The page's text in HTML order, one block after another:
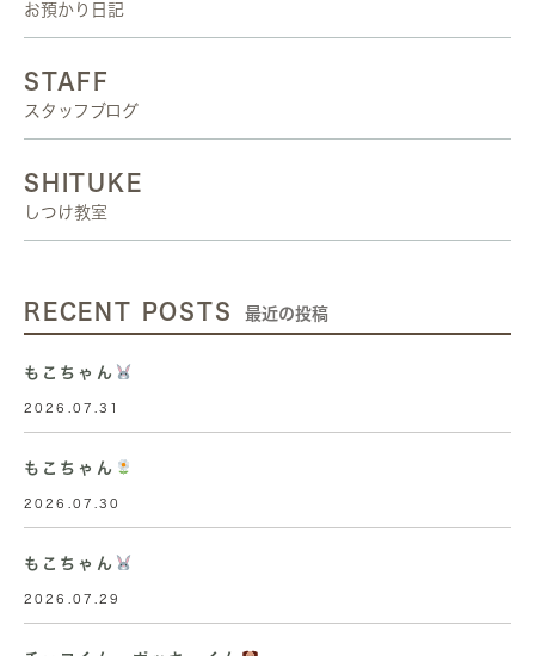
お預かり日記
STAFF
スタッフブログ
SHITUKE
しつけ教室
RECENT POSTS 最近の投稿
もこちゃん
2026.07.31
もこちゃん
2026.07.30
もこちゃん
2026.07.29